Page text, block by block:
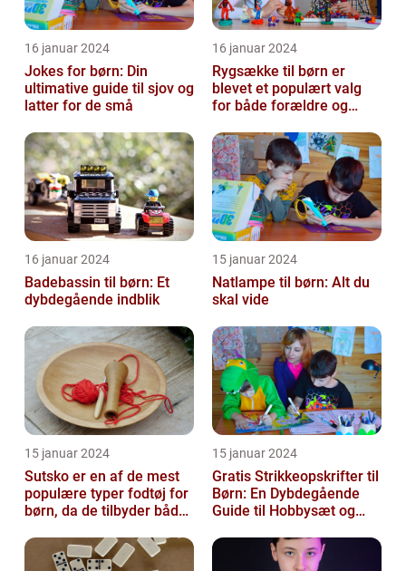
16 januar 2024
Jokes for børn: Din
ultimative guide til sjov og
latter for de små
16 januar 2024
Rygsække til børn er
blevet et populært valg
for både forældre og
transport...
16 januar 2024
Badebassin til børn: Et
dybdegående indblik
15 januar 2024
Natlampe til børn: Alt du
skal vide
15 januar 2024
Sutsko er en af de mest
populære typer fodtøj for
børn, da de tilbyder både
15 januar 2024
Gratis Strikkeopskrifter til
Børn: En Dybdegående
Guide til Hobbysæt og